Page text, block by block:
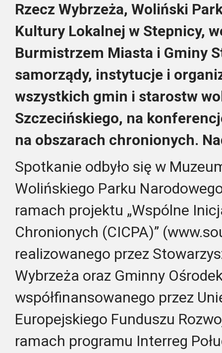
Rzecz Wybrzeża, Woliński
Kultury Lokalnej w Stepnicy,
Burmistrzem Miasta i Gminy
samorządy, instytucje i
wszystkich gmin i starostw
Szczecińskiego, na
na obszarach chronionych.
Spotkanie odbyło się w
Wolińskiego Parku
ramach projektu „Wspólne
Chronionych (CICPA)”
realizowanego przez
Wybrzeża oraz Gminny
współfinansowanego przez
Europejskiego Funduszu
ramach programu Interreg